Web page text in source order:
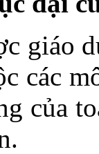
giáo
các
của